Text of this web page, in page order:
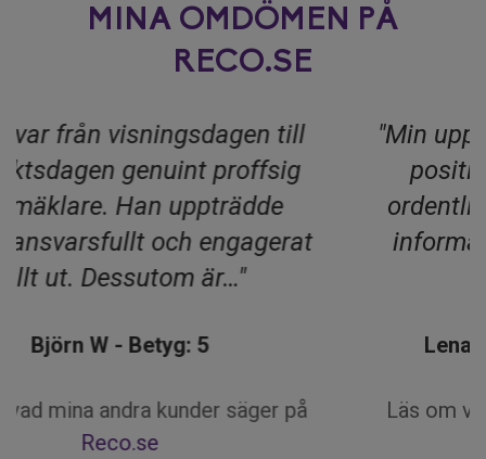
MINA OMDÖMEN PÅ
RECO.SE
"Min upplevelse av Anton är enbart
positiv. Han är seriös, påläst,
ordentlig, kommunicerar relevant
information blixtsnabbt och inte
minst jättetrevlig!"
Lena Maria Louise F - Betyg: 5
Läs om vad mina andra kunder säger på